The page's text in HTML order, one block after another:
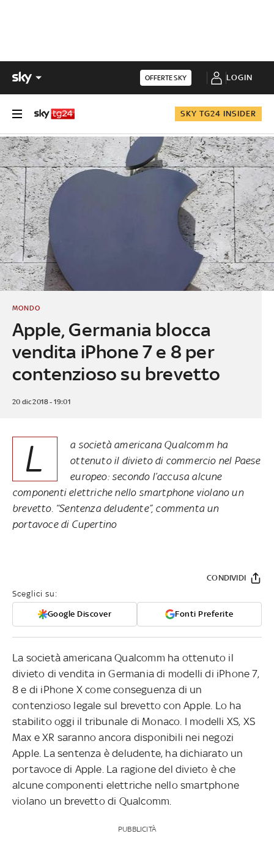
OFFERTE SKY LOGIN
SKY TG24 INSIDER
Apple, Germania blocca
vendita iPhone 7 e 8 per
contenzioso su brevetto
MONDO
20 dic 2018 - 19:01
L
a società americana Qualcomm ha
ottenuto il divieto di commercio nel Paese
europeo: secondo l’accusa alcune
componenti elettriche nello smartphone violano un
brevetto. “Sentenza deludente”, commenta un
portavoce di Cupertino
Sceglici su:
Google Discover Fonti Preferite
CONDIVIDI
La società americana Qualcomm ha ottenuto il
divieto di vendita in Germania di modelli di iPhone 7,
8 e di iPhone X come conseguenza di un
contenzioso legale sul brevetto con Apple. Lo ha
stabilito oggi il tribunale di Monaco. I modelli XS, XS
Max e XR saranno ancora disponibili nei negozi
Apple. La sentenza è deludente, ha dichiarato un
portavoce di Apple. La ragione del divieto è che
alcune componenti elettriche nello smartphone
violano un brevetto di Qualcomm.
PUBBLICITÀ